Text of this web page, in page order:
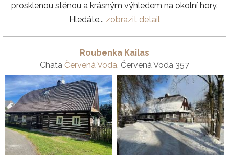
prosklenou stěnou a krásným výhledem na okolní hory.
Hledáte... zobrazit detail
Roubenka Kailas
Chata Červená Voda, Červená Voda 357